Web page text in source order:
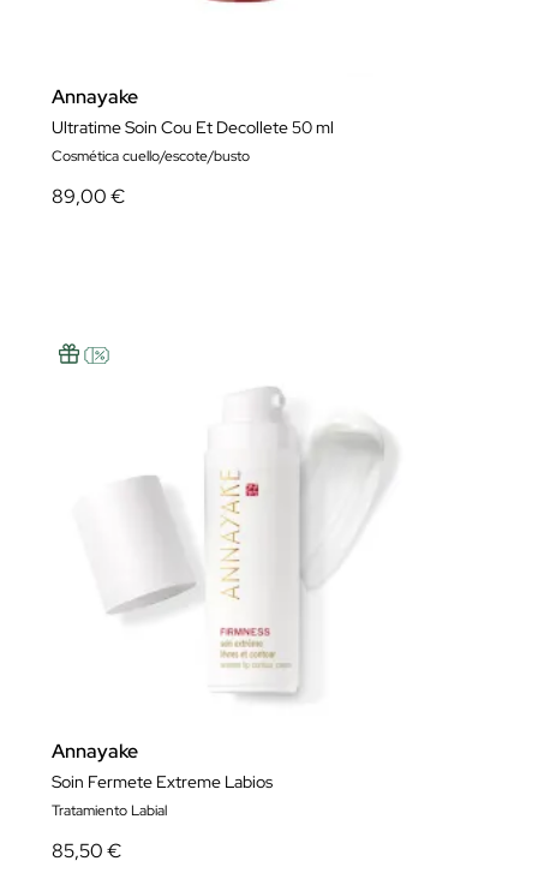
Annayake
Ultratime Soin Cou Et Decollete 50 ml
Cosmética cuello/escote/busto
89,00 €
Annayake
Soin Fermete Extreme Labios
Tratamiento Labial
85,50 €